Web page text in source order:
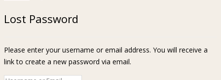
Lost Password
Please enter your username or email address. You will receive a
link to create a new password via email.